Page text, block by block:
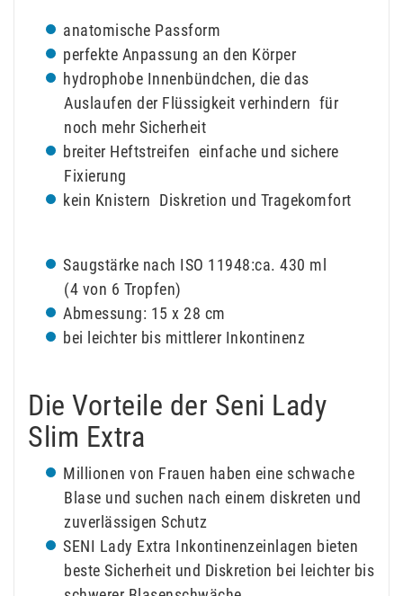
anatomische Passform
perfekte Anpassung an den Körper
hydrophobe Innenbündchen, die das
Auslaufen der Flüssigkeit verhindern  für
noch mehr Sicherheit
breiter Heftstreifen  einfache und sichere
Fixierung
kein Knistern  Diskretion und Tragekomfort
Saugstärke nach ISO 11948:ca. 430 ml
(4 von 6 Tropfen)
Abmessung: 15 x 28 cm
bei leichter bis mittlerer Inkontinenz
Die Vorteile der Seni Lady
Slim Extra
Millionen von Frauen haben eine schwache
Blase und suchen nach einem diskreten und
zuverlässigen Schutz
SENI Lady Extra Inkontinenzeinlagen bieten
beste Sicherheit und Diskretion bei leichter bis